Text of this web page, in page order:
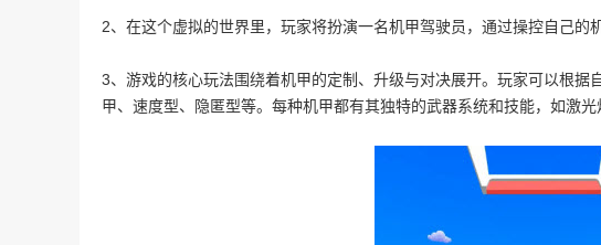
2、在这个虚拟的世界里，玩家将扮演一名机甲驾驶员，通过操控自己的
3、游戏的核心玩法围绕着机甲的定制、升级与对决展开。玩家可以根
甲、速度型、隐匿型等。每种机甲都有其独特的武器系统和技能，如激光